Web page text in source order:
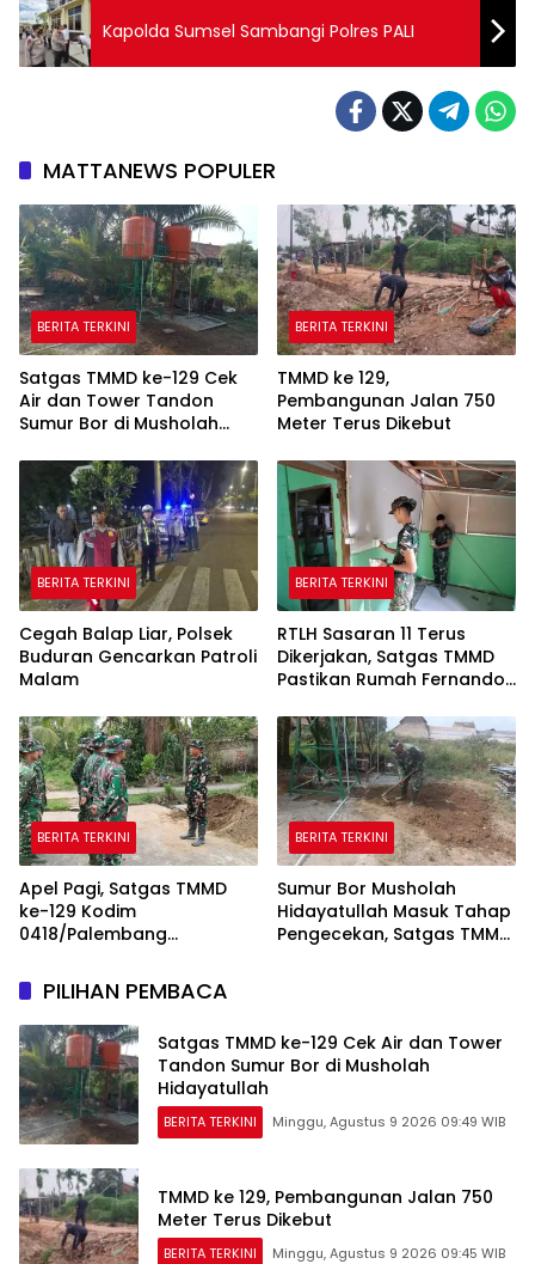
Kapolda Sumsel Sambangi Polres PALI
MATTANEWS POPULER
BERITA TERKINI
Satgas TMMD ke-129 Cek
Air dan Tower Tandon
Sumur Bor di Musholah
BERITA TERKINI
TMMD ke 129,
Pembangunan Jalan 750
Meter Terus Dikebut
BERITA TERKINI
Cegah Balap Liar, Polsek
Buduran Gencarkan Patroli
Malam
BERITA TERKINI
RTLH Sasaran 11 Terus
Dikerjakan, Satgas TMMD
Pastikan Rumah Fernando
BERITA TERKINI
Apel Pagi, Satgas TMMD
ke-129 Kodim
0418/Palembang
Sebelum Bertugas
BERITA TERKINI
Sumur Bor Musholah
Hidayatullah Masuk Tahap
Pengecekan, Satgas TMMD
PILIHAN PEMBACA
Satgas TMMD ke-129 Cek Air dan Tower
Tandon Sumur Bor di Musholah
Hidayatullah
BERITA TERKINI Minggu, Agustus 9 2026 09:49 WIB
TMMD ke 129, Pembangunan Jalan 750
Meter Terus Dikebut
BERITA TERKINI Minggu, Agustus 9 2026 09:45 WIB